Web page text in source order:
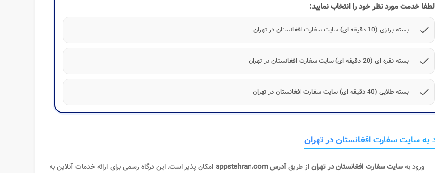
لطفا خدمت مورد نظر خود را انتخاب نمایید:
check
بسته برنزی (10 دقیقه ای) سایت سفارت افغانستان در تهران
check بسته نقره ای (20 دقیقه ای) سایت سفارت افغانستان در تهران
check بسته طلایی (40 دقیقه ای) سایت سفارت افغانستان در تهران
به سایت سفارت افغانستان در تهران
ورود بهسایت سفارت افغانستان در تهراناز طریقآدرس appstehran.com
امکان پذیر است. این درگاه رسمی برای ارائه خدمات آنلاین به